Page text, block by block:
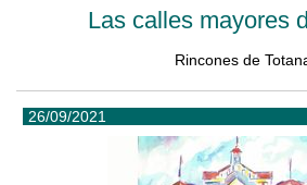
Las calles mayores
Rincones de
26/09/2021